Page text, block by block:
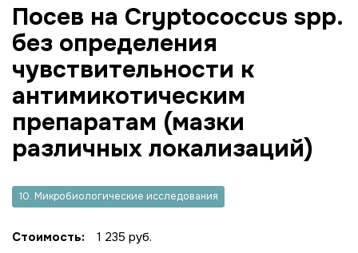
Посев на Cryptococcus spp.
без определения
чувствительности к
антимикотическим
препаратам (мазки
различных локализаций)
10. Микробиологические исследования
Стоимость: 1 235 руб.